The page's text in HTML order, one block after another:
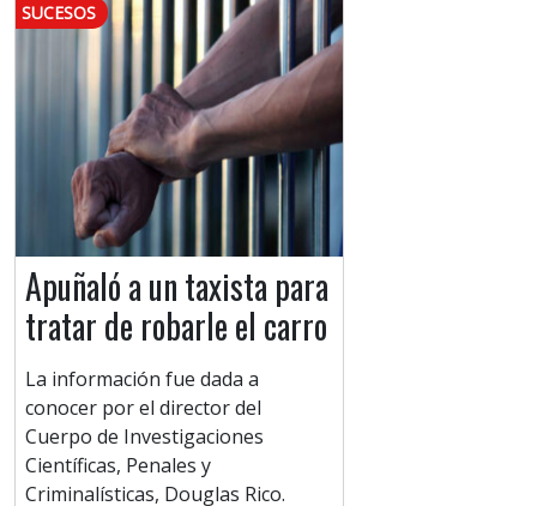
SUCESOS
Apuñaló a un taxista para
tratar de robarle el carro
La información fue dada a
conocer por el director del
Cuerpo de Investigaciones
Científicas, Penales y
Criminalísticas, Douglas Rico.